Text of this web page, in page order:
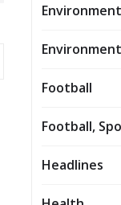
Environment
Football
Football,
Headlines